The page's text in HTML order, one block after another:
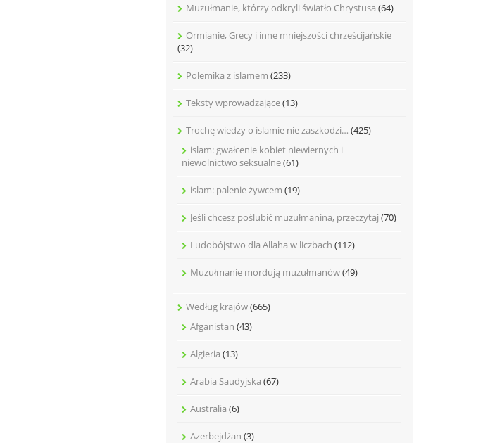
Muzułmanie, którzy odkryli światło Chrystusa (64)
Ormianie, Grecy i inne mniejszości chrześcijańskie
(32)
Polemika z islamem (233)
Teksty wprowadzające(13)
Trochę wiedzy o islamie nie zaszkodzi… (425)
islam: gwałcenie kobiet niewiernych i
niewolnictwo seksualne(61)
islam: palenie żywcem (19)
Jeśli chcesz poślubić muzułmanina, przeczytaj (70)
Ludobójstwo dla Allaha w liczbach (112)
Muzułmanie mordują muzułmanów(49)
Według krajów(665)
Afganistan (43)
Algieria (13)
Arabia Saudyjska (67)
Australia (6)
Azerbejdżan (3)